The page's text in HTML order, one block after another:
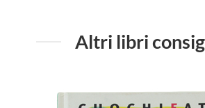
Altri libri